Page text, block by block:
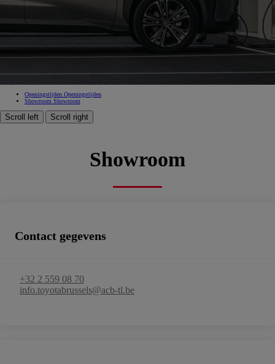
Goedgekeurde verkoop, Goedgekeurde dienst na verkoop, Erkend carrosseriebedrijf, Zakencentrum,
Openingstijden Openingstijden
Showroom Showroom
Scroll left Scroll right
Showroom
Contact gegevens
+32 2 559 08 70
info.toyotabrussels@acb-tl.be